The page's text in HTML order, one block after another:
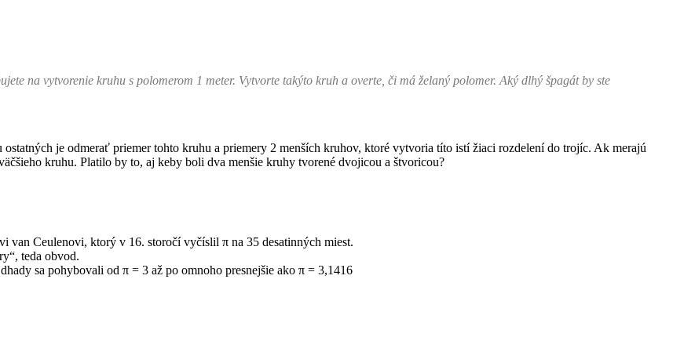
na vytvorenie kruhu s polomerom 1 meter. Vytvorte takýto kruh a overte, či má želaný polomer. Aký dlhý špagát by ste
je odmerať priemer tohto kruhu a priemery 2 menších kruhov, ktoré vytvoria títo istí žiaci rozdelení do trojíc. Ak merajú
kruhu. Platilo by to, aj keby boli dva menšie kruhy tvorené dvojicou a štvoricou?
van Ceulenovi, ktorý v 16. storočí vyčíslil π na 35 desatinných miest.
teda obvod.
sa pohybovali od π = 3 až po omnoho presnejšie ako π = 3,1416